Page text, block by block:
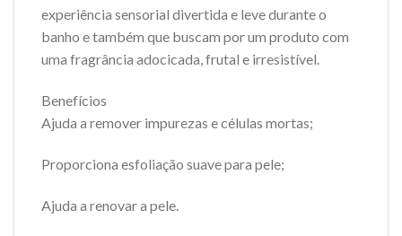
experiência sensorial divertida e leve durante o
banho e também que buscam por um produto com
uma fragrância adocicada, frutal e irresistível.
Benefícios
Ajuda a remover impurezas e células mortas;
Proporciona esfoliação suave para pele;
Ajuda a renovar a pele.